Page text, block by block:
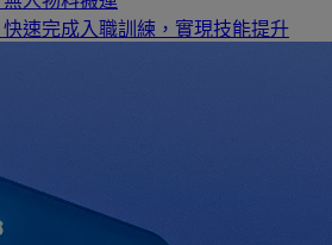
快速完成入職訓練，實現技能提升